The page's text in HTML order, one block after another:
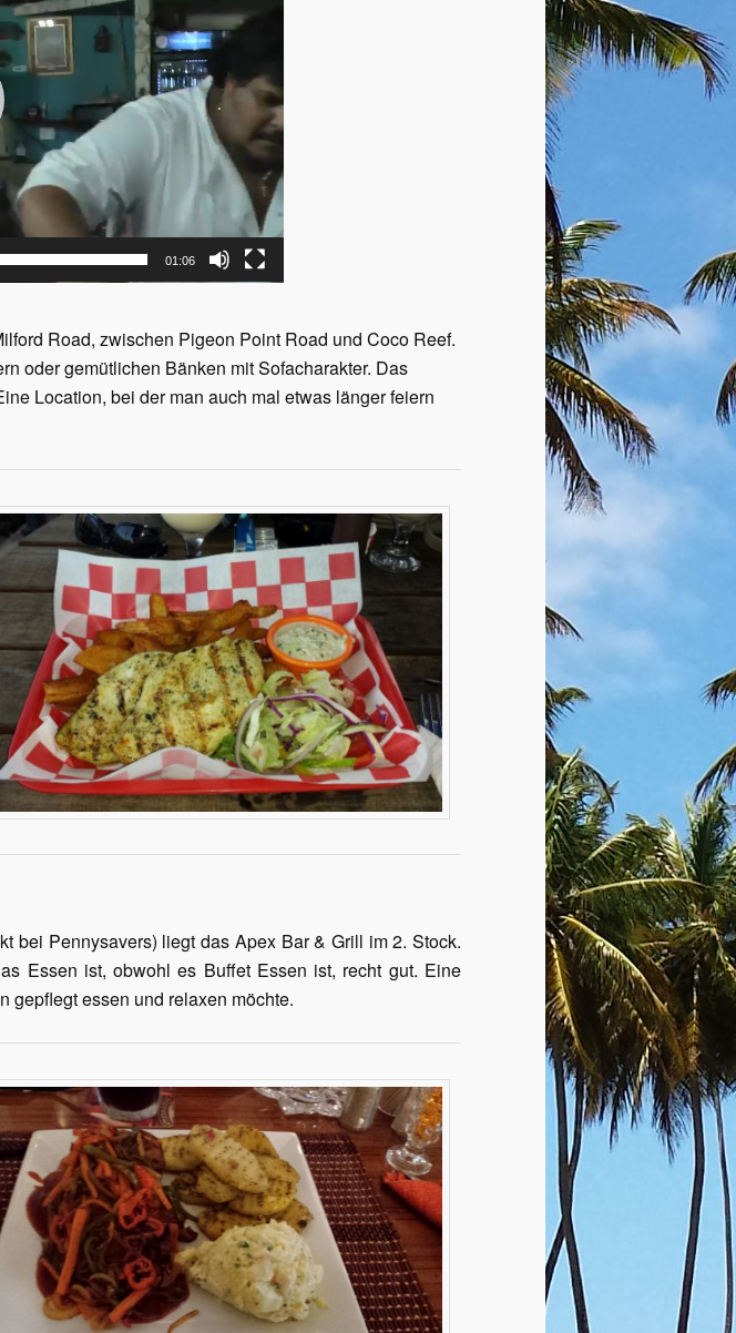
01:06
Road, zwischen Pigeon Point Road und Coco Reef.
oder gemütlichen Bänken mit Sofacharakter. Das
Location, bei der man auch mal etwas länger feiern
bei Pennysavers) liegt das Apex Bar & Grill im 2. Stock.
Essen ist, obwohl es Buffet Essen ist, recht gut. Eine
gepflegt essen und relaxen möchte.